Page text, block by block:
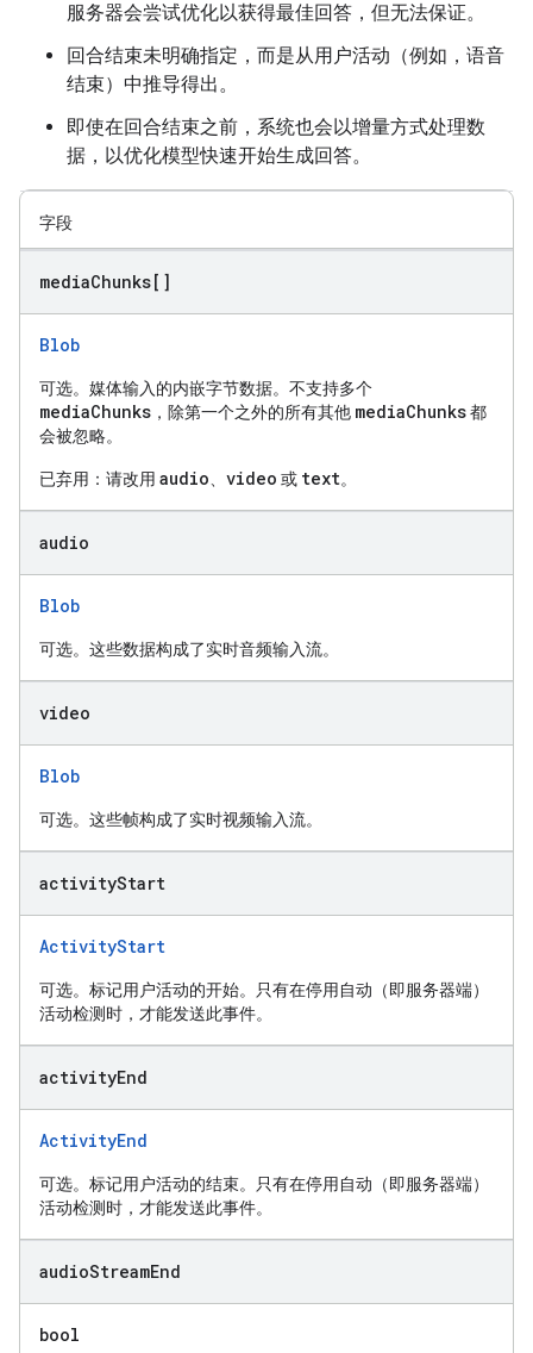
服务器会尝试优化以获得最佳回答，但无法保证。
回合结束未明确指定，而是从用户活动（例如，语音
结束）中推导得出。
即使在回合结束之前，系统也会以增量方式处理数
据，以优化模型快速开始生成回答。
字段
mediaChunks[]
Blob
可选。媒体输入的内嵌字节数据。不支持多个
mediaChunks ，除第一个之外的所有其他 mediaChunks都
会被忽略。
已弃用：请改用 audio video 或 text。
audio
Blob
可选。这些数据构成了实时音频输入流。
video
Blob
可选。这些帧构成了实时视频输入流。
activityStart
ActivityStart
可选。标记用户活动的开始。只有在停用自动（即服务器端）
活动检测时，才能发送此事件。
activityEnd
ActivityEnd
可选。标记用户活动的结束。只有在停用自动（即服务器端）
活动检测时，才能发送此事件。
audioStreamEnd
bool